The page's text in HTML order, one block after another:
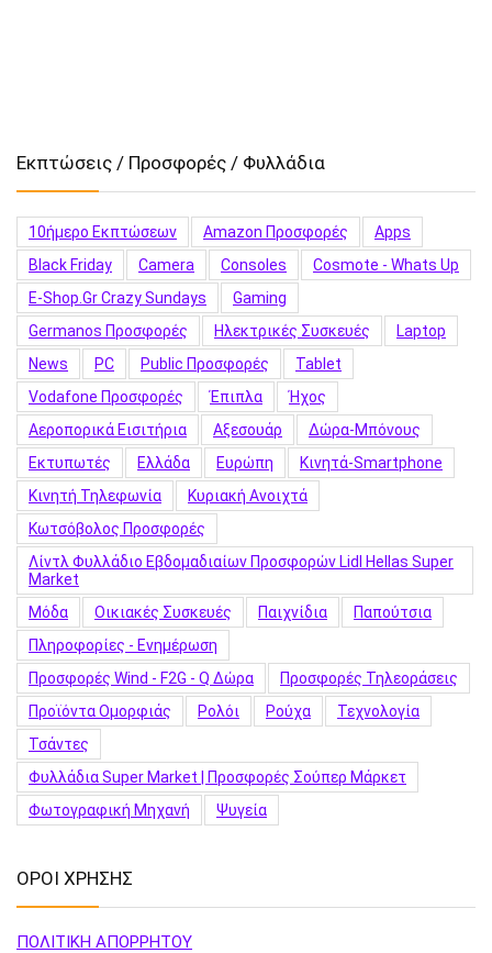
Εκπτώσεις / Προσφορές / Φυλλάδια
10ήμερο Εκπτώσεων Amazon Προσφορές
Apps
Black Friday
Camera Consoles
Cosmote - Whats Up
E-Shop.gr Crazy Sundays
Gaming
Germanos Προσφορές
Hλεκτρικές Συσκευές
Laptop
News
PC Public Προσφορές
Tablet
Vodafone Προσφορές
Έπιπλα
Ήχος
Αεροπορικά Εισιτήρια
Αξεσουάρ
Δώρα-Μπόνους
Εκτυπωτές
Ελλάδα Ευρώπη
Κινητά-Smartphone
Κινητή Τηλεφωνία
Κυριακή Ανοιχτά
Κωτσόβολος Προσφορές
Λίντλ Φυλλάδιο Εβδομαδιαίων Προσφορών Lidl Hellas Super
Market
Μόδα
Οικιακές Συσκευές Παιχνίδια
Παπούτσια
Πληροφορίες - Ενημέρωση
Προσφορές Wind - F2G - Q Δώρα
Προσφορές Τηλεοράσεις
Προϊόντα Ομορφιάς
Ρολόι Ρούχα
Τεχνολογία
Τσάντες
Φυλλάδια Super Market | Προσφορές Σούπερ Μάρκετ
Φωτογραφική Μηχανή
Ψυγεία
ΟΡΟΙ ΧΡΗΣΗΣ
ΠΟΛΙΤΙΚΗ ΑΠΟΡΡΗΤΟΥ